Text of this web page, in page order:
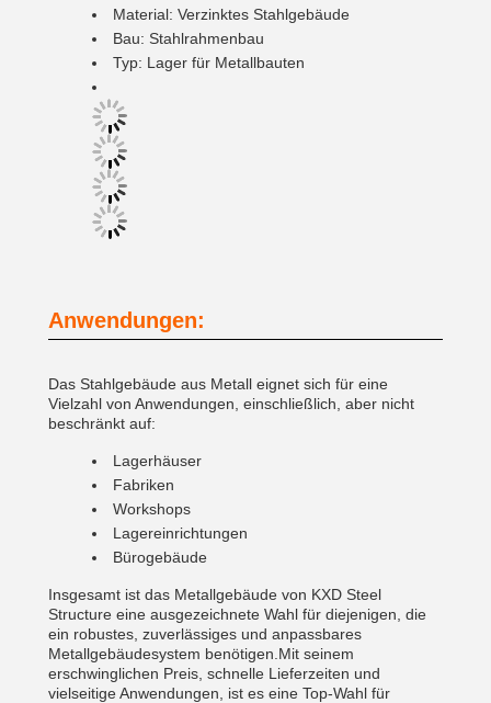
Material: Verzinktes Stahlgebäude
Bau: Stahlrahmenbau
Typ: Lager für Metallbauten
Anwendungen:
Das Stahlgebäude aus Metall eignet sich für eine
Vielzahl von Anwendungen, einschließlich, aber nicht
beschränkt auf:
Lagerhäuser
Fabriken
Workshops
Lagereinrichtungen
Bürogebäude
Insgesamt ist das Metallgebäude von KXD Steel
Structure eine ausgezeichnete Wahl für diejenigen, die
ein robustes, zuverlässiges und anpassbares
Metallgebäudesystem benötigen.Mit seinem
erschwinglichen Preis, schnelle Lieferzeiten und
vielseitige Anwendungen, ist es eine Top-Wahl für